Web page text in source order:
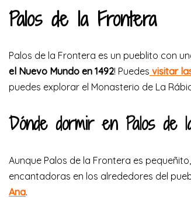
Palos de la Frontera
Palos de la Frontera es un pueblito con
el Nuevo Mundo en 1492! Puedes visitar
puedes explorar el Monasterio de La
Dónde dormir en Palos de
Aunque Palos de la Frontera es
encantadoras en los alrededores del
Ana.